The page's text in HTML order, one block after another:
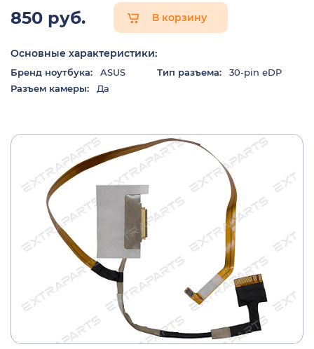
850 руб. В корзину
Основные характеристики:
Бренд ноутбука: ASUS Тип разъема:
30-pin eDP
Разъем камеры:
Да